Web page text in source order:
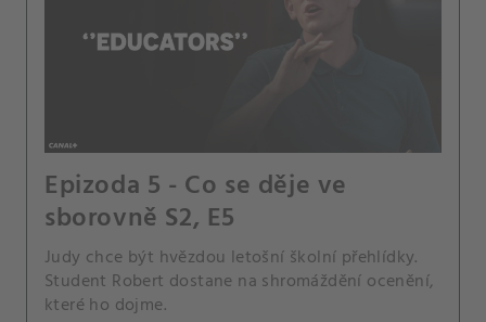
Epizoda 5 - Co se děje ve
sborovně S2, E5
Judy chce být hvězdou letošní školní přehlídky.
Student Robert dostane na shromáždění ocenění,
které ho dojme.